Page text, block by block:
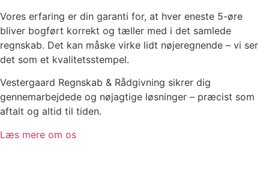
Vores erfaring er din garanti for, at hver eneste 5-øre
bliver bogført korrekt og tæller med i det samlede
regnskab. Det kan måske virke lidt nøjeregnende – vi ser
det som et kvalitetsstempel.
Vestergaard Regnskab & Rådgivning sikrer dig
gennemarbejdede og nøjagtige løsninger – præcist som
aftalt og altid til tiden.
Læs mere om os